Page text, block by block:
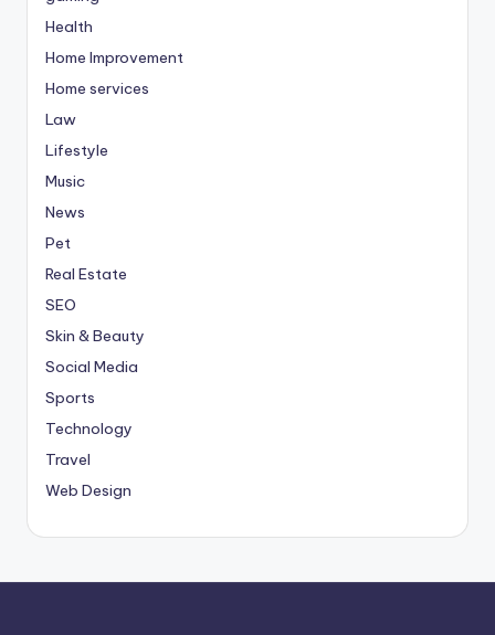
Health
Home Improvement
Home services
Law
Lifestyle
Music
News
Pet
Real Estate
SEO
Skin & Beauty
Social Media
Sports
Technology
Travel
Web Design